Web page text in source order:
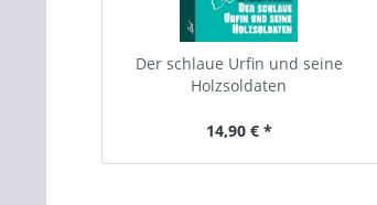
Der schlaue Urfin und seine
Holzsoldaten
14,90 € *